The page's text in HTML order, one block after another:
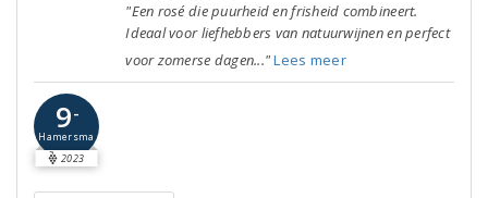
"Een rosé die puurheid en frisheid combineert.
Ideaal voor liefhebbers van natuurwijnen en perfect
voor zomerse dagen..."Lees meer
9-
Hamersma
2023